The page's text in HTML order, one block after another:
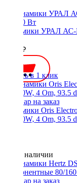
Динамики УРАЛ
3100 ₽
Купить в 1 клик
Динамики Oris
90/180W, 4 Om, 93.5
Нет в наличии